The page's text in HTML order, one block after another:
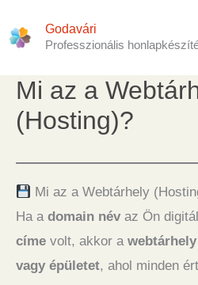
to
Godavári
Professzionális
Mi az a
(Hosting)?
Mi az a Webtárhely
Ha a domain név az Ön
címe volt, akkor a webtárhely
vagy épületet, ahol minden